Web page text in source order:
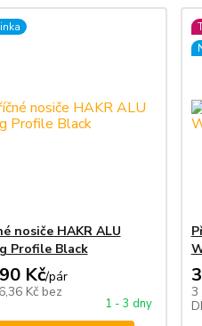
nosiče HAKR ALU
Profile Black
Kč/pár
Kč bez
1 - 3 dny
3